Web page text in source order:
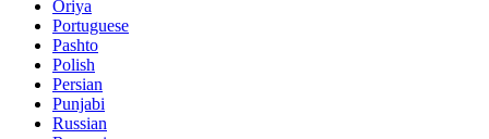
Oriya
Portuguese
Pashto
Polish
Persian
Punjabi
Russian